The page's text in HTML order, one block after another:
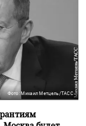
Фото: Михаил Метцель/ТАСС